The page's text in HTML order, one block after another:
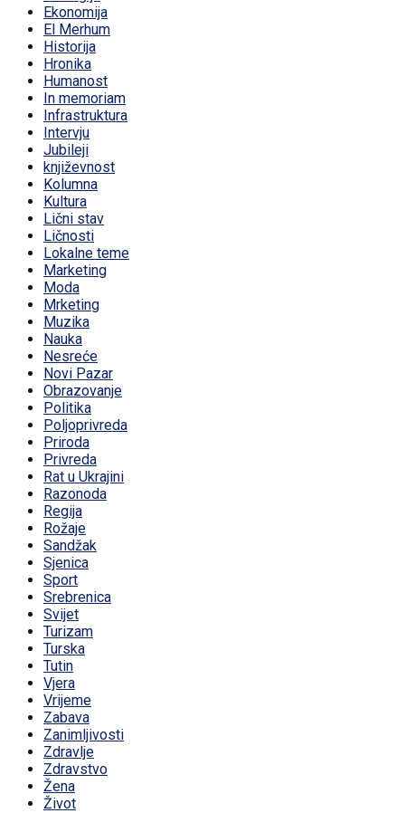
Ekonomija
El Merhum
Historija
Hronika
Humanost
In memoriam
Infrastruktura
Intervju
Jubileji
književnost
Kolumna
Kultura
Lični stav
Ličnosti
Lokalne teme
Marketing
Moda
Mrketing
Muzika
Nauka
Nesreće
Novi Pazar
Obrazovanje
Politika
Poljoprivreda
Priroda
Privreda
Rat u Ukrajini
Razonoda
Regija
Rožaje
Sandžak
Sjenica
Sport
Srebrenica
Svijet
Turizam
Turska
Tutin
Vjera
Vrijeme
Zabava
Zanimljivosti
Zdravlje
Zdravstvo
Žena
Život